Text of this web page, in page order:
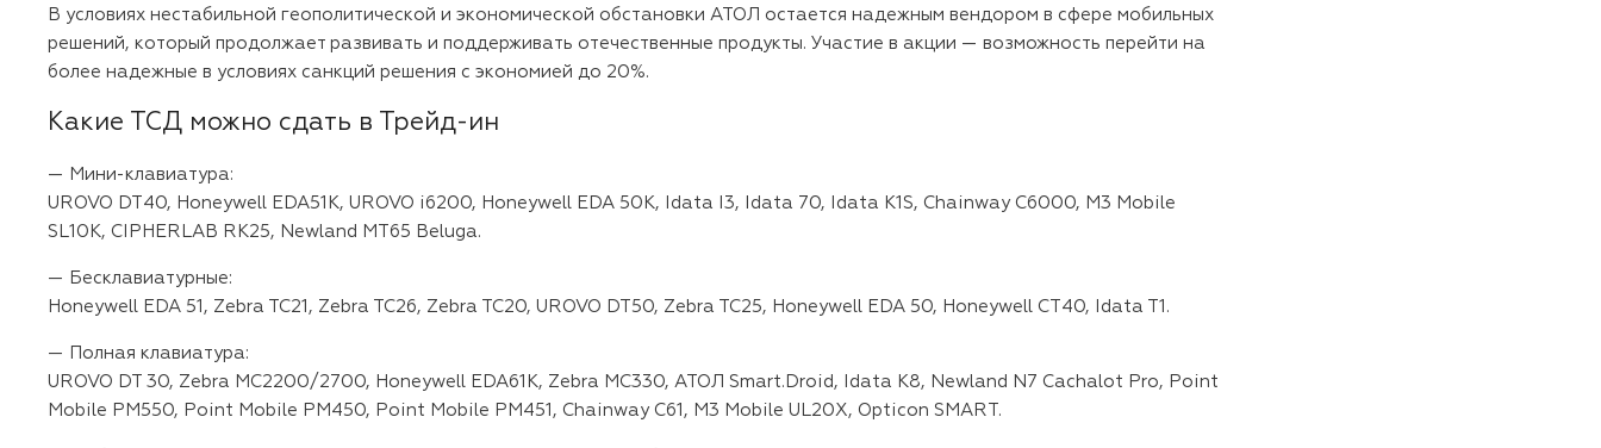
В условиях нестабильной геополитической и экономической обстановки АТОЛ остается надежным вендором в сфере мобильных
решений, который продолжает развивать и поддерживать отечественные продукты. Участие в акции — возможность перейти на
более надежные в условиях санкций решения с экономией до 20%.
Какие ТСД можно сдать в Трейд-ин
— Мини-клавиатура:
UROVO DT40, Honeywell EDA51K, UROVO i6200, Honeywell EDA 50K, Idata I3, Idata 70, Idata K1S, Chainway C6000, M3 Mobile
SL10K, CIPHERLAB RK25, Newland MT65 Beluga.
— Бесклавиатурные:
Honeywell EDA 51, Zebra TC21, Zebra TC26, Zebra TC20, UROVO DT50, Zebra TC25, Honeywell EDA 50, Honeywell CT40, Idata T1.
— Полная клавиатура:
UROVO DT 30, Zebra MC2200/2700, Honeywell EDA61K, Zebra MC330, АТОЛ Smart.Droid, Idata K8, Newland N7 Cachalot Pro, Point
Mobile PM550, Point Mobile PM450, Point Mobile PM451, Chainway C61, M3 Mobile UL20X, Opticon SMART.